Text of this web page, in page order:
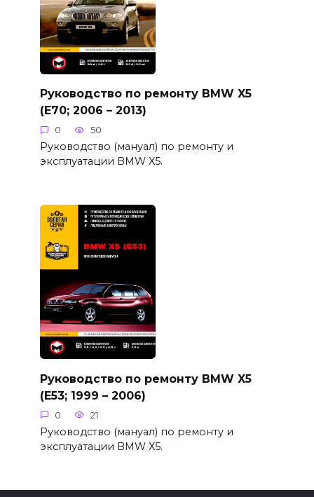
Руководство по ремонту BMW X5
(E70; 2006 – 2013)
0 50
Руководство (мануал) по ремонту и
эксплуатации BMW X5.
Руководство по ремонту BMW X5
(E53; 1999 – 2006)
0 21
Руководство (мануал) по ремонту и
эксплуатации BMW Х5.